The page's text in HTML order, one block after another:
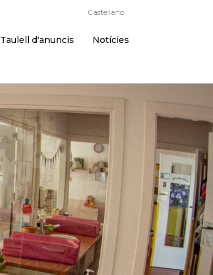
Taulell d'anuncis Notícies
Castellano